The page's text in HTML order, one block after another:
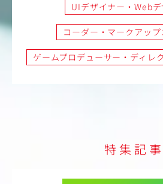
UIデザイナー・Web
コーダー・マークアッ
ゲームプロデューサー・ディレ
特集記事